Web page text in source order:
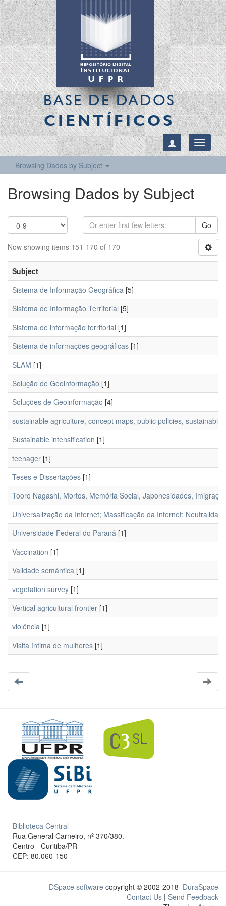
BASE DE DADOS
CIENTÍFICOS
Toggle
Browsing Dados by Subject
Browsing Dados by Subject
Go
Now showing items 151-170 of 170
Subject
Sistema de Informação Geográfica [5]
Sistema de Informação Territorial [5]
Sistema de informação territorial [1]
Sistema de informações geográficas [1]
SLAM [1]
Solução de Geoinformação [1]
Soluções de Geoinformação [4]
sustainable agriculture, concept maps, public policies,
Sustainable intensification [1]
teenager [1]
Teses e Dissertações [1]
Tooro Nagashi, Mortos, Memória Social, Japonesidades,
Universalização da Internet; Massificação da Internet;
Universidade Federal do Paraná [1]
Vaccination [1]
Validade semântica [1]
vegetation survey [1]
Vertical agricultural frontier [1]
violência [1]
Visita íntima de mulheres [1]
Biblioteca Central
Rua General Carneiro, nº 370/380.
Centro - Curitiba/PR
CEP: 80.060-150
DSpace software copyright © 2002-2018 DuraSpace
Contact Us | Send Feedback